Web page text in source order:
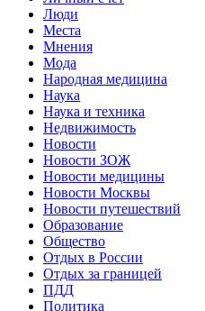
Люди
Места
Мнения
Мода
Народная медицина
Наука
Наука и техника
Недвижимость
Новости
Новости ЗОЖ
Новости медицины
Новости Москвы
Новости путешествий
Образование
Общество
Отдых в России
Отдых за границей
ПДД
Политика